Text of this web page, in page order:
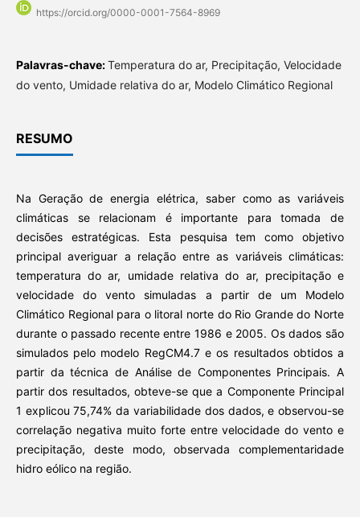
https://orcid.org/0000-0001-7564-8969
Palavras-chave:Temperatura do ar, Precipitação, Velocidade
do vento, Umidade relativa do ar, Modelo Climático Regional
RESUMO
Na Geração de energia elétrica, saber como as variáveis
climáticas se relacionam é importante para tomada de
decisões estratégicas. Esta pesquisa tem como objetivo
principal averiguar a relação entre as variáveis climáticas:
temperatura do ar, umidade relativa do ar, precipitação e
velocidade do vento simuladas a partir de um Modelo
Climático Regional para o litoral norte do Rio Grande do Norte
durante o passado recente entre 1986 e 2005. Os dados são
simulados pelo modelo RegCM4.7 e os resultados obtidos a
partir da técnica de Análise de Componentes Principais. A
partir dos resultados, obteve-se que a Componente Principal
1 explicou 75,74% da variabilidade dos dados, e observou-se
correlação negativa muito forte entre velocidade do vento e
precipitação, deste modo, observada complementaridade
hidro eólico na região.